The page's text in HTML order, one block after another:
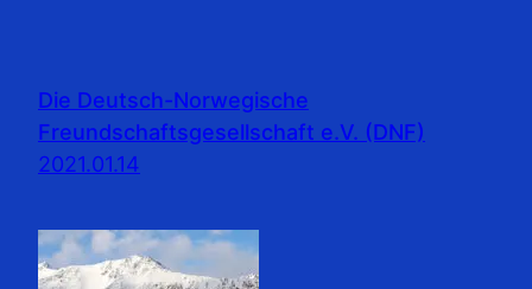
Die Deutsch-Norwegische
Freundschaftsgesellschaft e.V. (DNF)
2021.01.14